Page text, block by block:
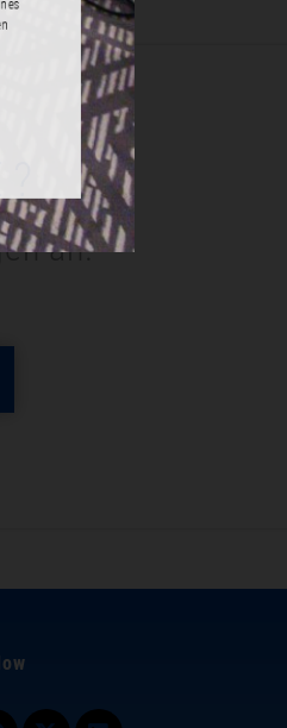
an.
eines